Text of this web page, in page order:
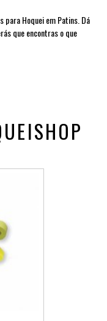
para Hoquei em Patins. Dá
que encontras o que